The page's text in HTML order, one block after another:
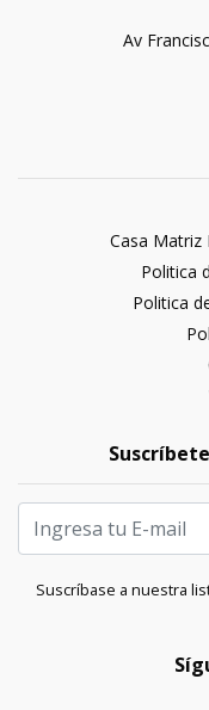
Av
Casa Matriz
Politica
Politica
Suscríbase a nuestra